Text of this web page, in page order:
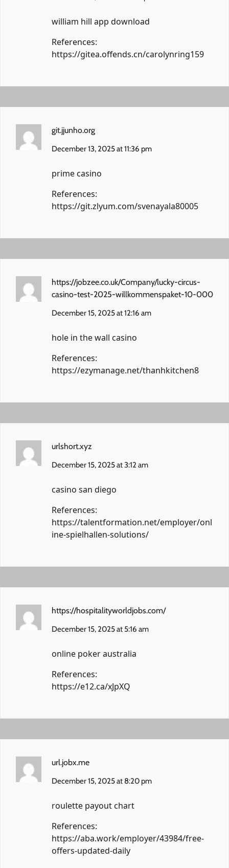
william hill app download
References:
https://gitea.offends.cn/carolynring159
git.jjunho.org
December 13, 2025 at 11:36 pm
prime casino
References:
https://git.zlyum.com/svenayala80005
https://jobzee.co.uk/Company/lucky-circus-
casino-test-2025-willkommenspaket-10-000
December 15, 2025 at 12:16 am
hole in the wall casino
References:
https://ezymanage.net/thanhkitchen8
urlshort.xyz
December 15, 2025 at 3:12 am
casino san diego
References:
https://talentformation.net/employer/onl
ine-spielhallen-solutions/
https://hospitalityworldjobs.com/
December 15, 2025 at 5:16 am
online poker australia
References:
https://e12.ca/xJpXQ
url.jobx.me
December 15, 2025 at 8:20 pm
roulette payout chart
References:
https://aba.work/employer/43984/free-
offers-updated-daily